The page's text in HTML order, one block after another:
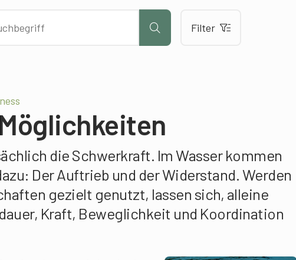
Filter
die Schwerkraft. Im Wasser kommen
Der Auftrieb und der Widerstand. Werden
gezielt genutzt, lassen sich, alleine
Kraft, Beweglichkeit und Koordination